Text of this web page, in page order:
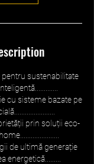
pentru sustenabilitate
cu sisteme bazate pe
prin soluții eco-
de ultimă generație